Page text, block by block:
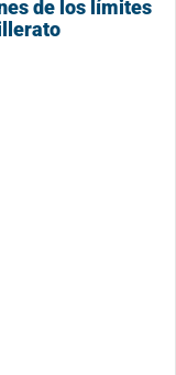
de los límites